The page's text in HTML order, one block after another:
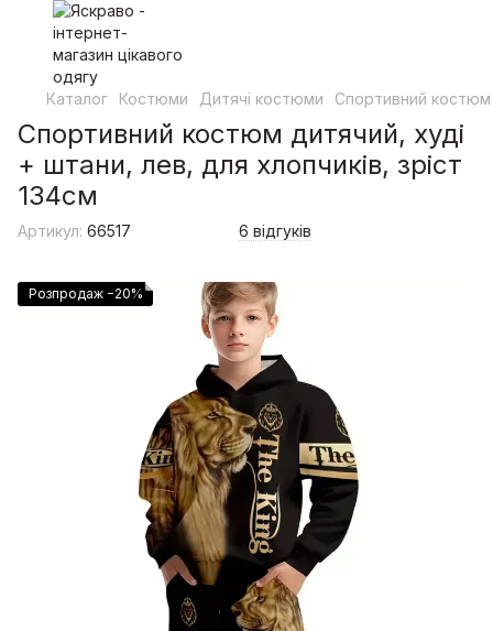
Каталог Костюми Дитячі костюми Спортивний костюм
Спортивний костюм дитячий, худі
+ штани, лев, для хлопчиків, зріст
134см
Артикул: 66517 6 відгуків
Розпродаж −20%